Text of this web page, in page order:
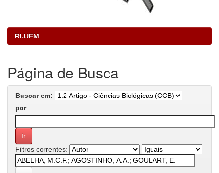
RI-UEM
Página de Busca
Buscar em:
por
Filtros correntes: